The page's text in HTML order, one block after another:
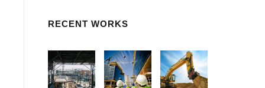
RECENT WORKS